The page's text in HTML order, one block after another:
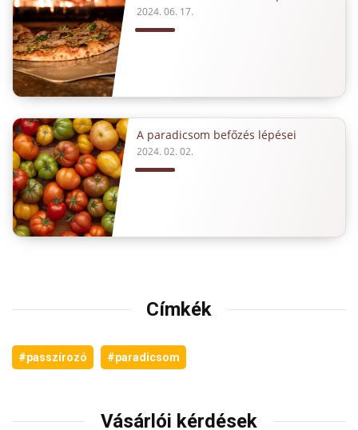
2024. 06. 17.
A paradicsom befőzés lépései
2024. 02. 02.
Címkék
#passzírozó #paradicsom
Vásárlói kérdések